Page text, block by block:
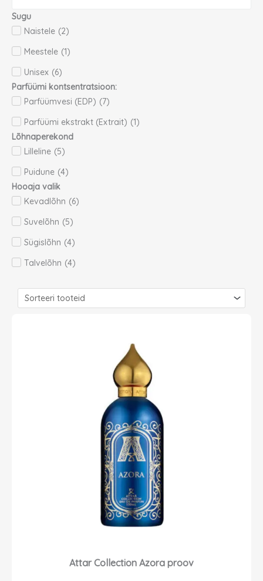
Sugu
Naistele (2)
Meestele (1)
Unisex (6)
Parfüümi kontsentratsioon:
Parfüümvesi (EDP) (7)
Parfüümi ekstrakt (Extrait) (1)
Lõhnaperekond
Lilleline (5)
Puidune (4)
Hooaja valik
Kevadlõhn (6)
Suvelõhn (5)
Sügislõhn (4)
Talvelõhn (4)
Attar Collection Azora proov